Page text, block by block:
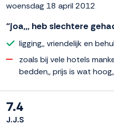
woensdag 18 april 2012
“joa,,, heb slechtere
ligging,, vriendelijk en
zoals bij vele hotels
bedden,, prijs is wat
7.4
J.J.S